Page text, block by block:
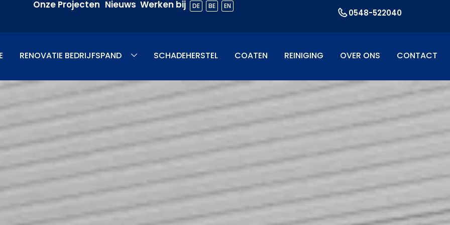
Onze Projecten Nieuws Werken bij DE BE EN
0548-522040
RENOVATIE BEDRIJFSPAND SCHADEHERSTEL COATEN REINIGING OVER ONS CONTACT